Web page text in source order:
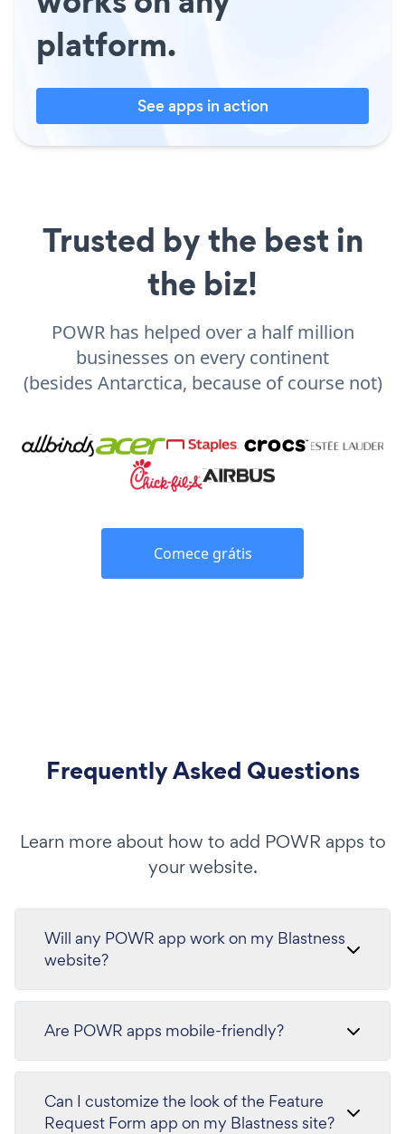
platform.
See apps in action
Trusted by the best in
the biz!
POWR has helped over a half million
businesses on every continent
(besides Antarctica, because of course not)
Comece grátis
Frequently Asked Questions
Learn more about how to add POWR apps to
your website.
Will any POWR app work on my Blastness
website?
Are POWR apps mobile-friendly?
Can I customize the look of the Feature
Request Form app on my Blastness site?